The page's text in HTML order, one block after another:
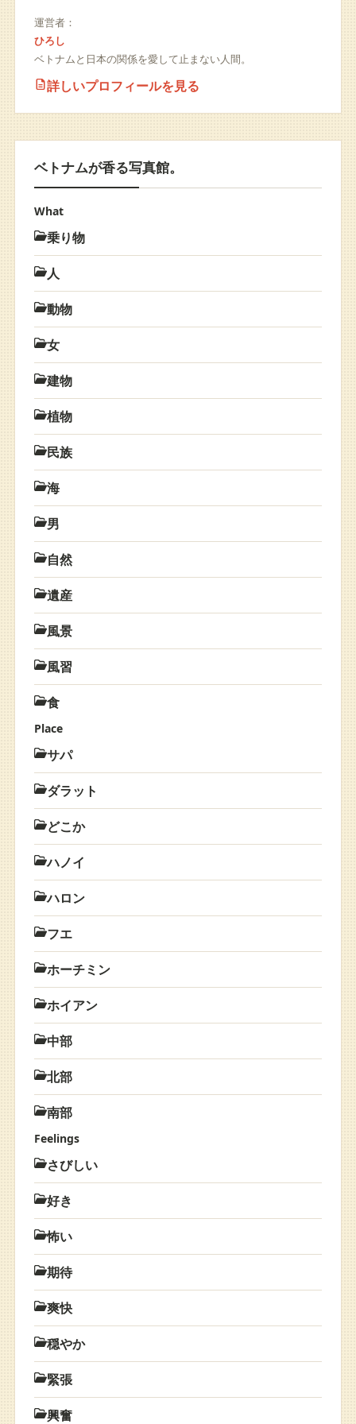
運営者：
ひろし
ベトナムと日本の関係を愛して止まない人間。
詳しいプロフィールを見る
ベトナムが香る写真館。
What
乗り物
人
動物
女
建物
植物
民族
海
男
自然
遺産
風景
風習
食
Place
サパ
ダラット
どこか
ハノイ
ハロン
フエ
ホーチミン
ホイアン
中部
北部
南部
Feelings
さびしい
好き
怖い
期待
爽快
穏やか
緊張
興奮